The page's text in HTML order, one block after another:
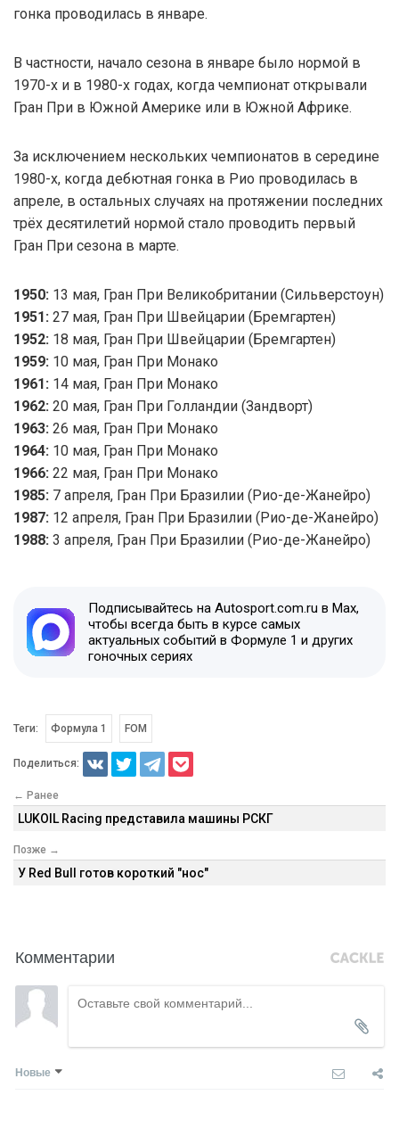
гонка проводилась в январе.
В частности, начало сезона в январе было нормой в
1970-х и в 1980-х годах, когда чемпионат открывали
Гран При в Южной Америке или в Южной Африке.
За исключением нескольких чемпионатов в середине
1980-х, когда дебютная гонка в Рио проводилась в
апреле, в остальных случаях на протяжении последних
трёх десятилетий нормой стало проводить первый
Гран При сезона в марте.
1950: 13 мая, Гран При Великобритании (Сильверстоун)
1951: 27 мая, Гран При Швейцарии (Бремгартен)
1952: 18 мая, Гран При Швейцарии (Бремгартен)
1959: 10 мая, Гран При Монако
1961: 14 мая, Гран При Монако
1962: 20 мая, Гран При Голландии (Зандворт)
1963: 26 мая, Гран При Монако
1964: 10 мая, Гран При Монако
1966: 22 мая, Гран При Монако
1985: 7 апреля, Гран При Бразилии (Рио-де-Жанейро)
1987: 12 апреля, Гран При Бразилии (Рио-де-Жанейро)
1988: 3 апреля, Гран При Бразилии (Рио-де-Жанейро)
Подписывайтесь на Autosport.com.ru в Max,
чтобы всегда быть в курсе самых
актуальных событий в Формуле 1 и других
гоночных сериях
Теги: Формула 1 FOM
Поделиться:
← Ранее
LUKOIL Racing представила машины РСКГ
Позже →
У Red Bull готов короткий "нос"
Комментарии
Новые